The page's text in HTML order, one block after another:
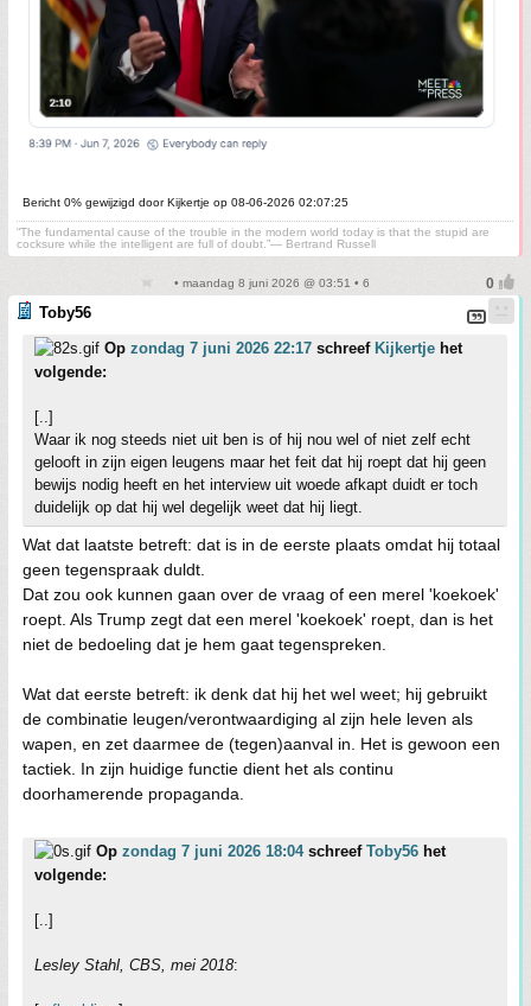
Bericht 0% gewijzigd door Kijkertje op 08-06-2026 02:07:25
“The fundamental cause of the trouble in the modern world today is that the stupid are
cocksure while the intelligent are full of doubt.”— Bertrand Russell
• maandag 8 juni 2026 @ 03:51 • 6
Toby56
Op zondag 7 juni 2026 22:17 schreef Kijkertje het
volgende:
[..]
Waar ik nog steeds niet uit ben is of hij nou wel of niet zelf echt
gelooft in zijn eigen leugens maar het feit dat hij roept dat hij geen
bewijs nodig heeft en het interview uit woede afkapt duidt er toch
duidelijk op dat hij wel degelijk weet dat hij liegt.
Wat dat laatste betreft: dat is in de eerste plaats omdat hij totaal
geen tegenspraak duldt.
Dat zou ook kunnen gaan over de vraag of een merel 'koekoek'
roept. Als Trump zegt dat een merel 'koekoek' roept, dan is het
niet de bedoeling dat je hem gaat tegenspreken.
Wat dat eerste betreft: ik denk dat hij het wel weet; hij gebruikt
de combinatie leugen/verontwaardiging al zijn hele leven als
wapen, en zet daarmee de (tegen)aanval in. Het is gewoon een
tactiek. In zijn huidige functie dient het als continu
doorhamerende propaganda.
Op zondag 7 juni 2026 18:04schreef Toby56 het
volgende:
[..]
Lesley Stahl, CBS, mei 2018: